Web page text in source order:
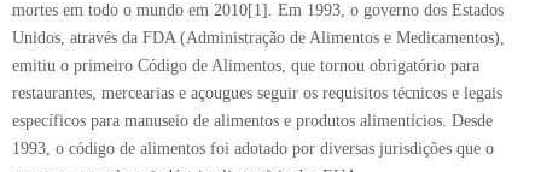
mortes em todo o mundo em 2010[1]. Em 1993, o governo dos Estados
Unidos, através da FDA (Administração de Alimentos e Medicamentos),
emitiu o primeiro Código de Alimentos, que tornou obrigatório para
restaurantes, mercearias e açougues seguir os requisitos técnicos e legais
específicos para manuseio de alimentos e produtos alimentícios. Desde
1993, o código de alimentos foi adotado por diversas jurisdições que o